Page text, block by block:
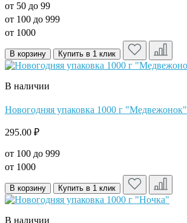
от 50 до 99
от 100 до 999
от 1000
В корзину Купить в 1 клик
В наличии
Новогодняя упаковка 1000 г "Медвежонок"
295.00 ₽
от 100 до 999
от 1000
В корзину Купить в 1 клик
В наличии